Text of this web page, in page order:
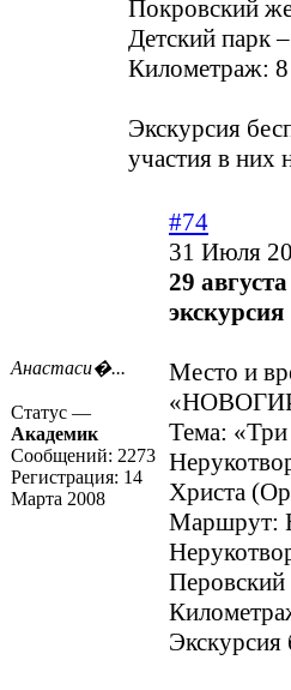
Покровский
Детский парк
Километраж:
Экскурсия
участия в них
Анастаси�...
Статус —
Академик
Сообщений: 2273
Регистрация: 14
Марта 2008
#74
31 Июля
29
Место и
Тема: «Три
Христа
Маршрут:
Перовский
Экскурсия